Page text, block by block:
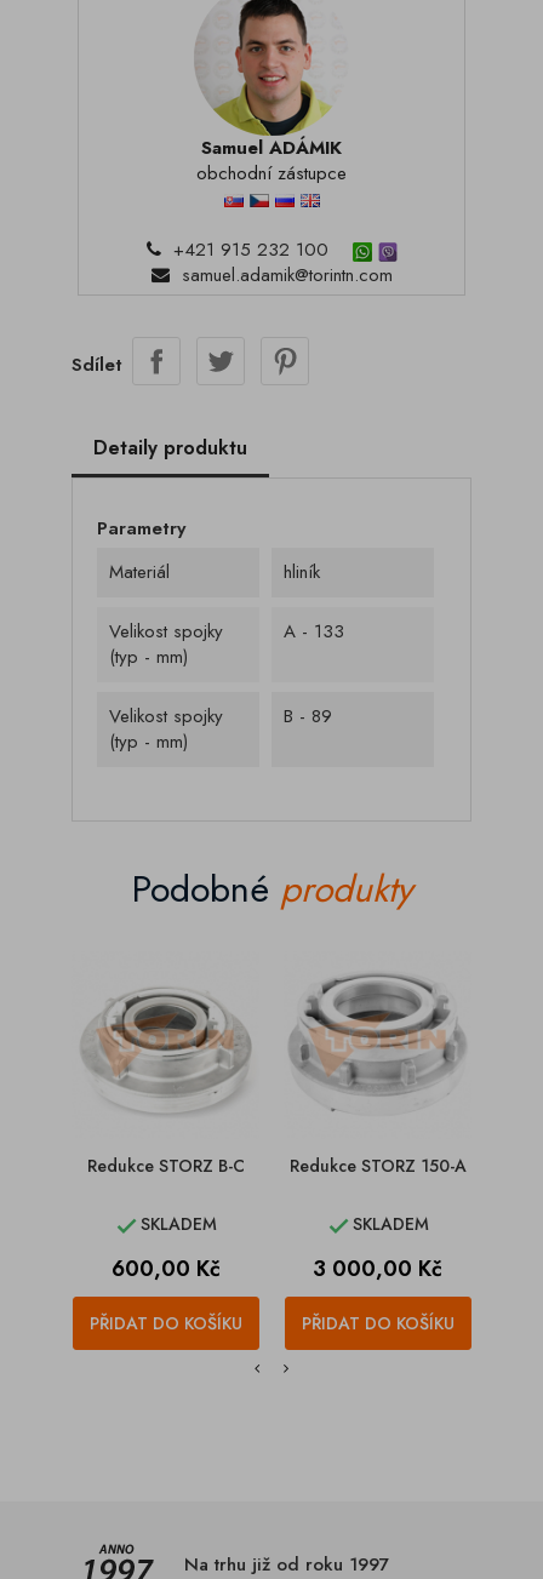
Samuel ADÁMIK
obchodní zástupce
+421 915 232 100
samuel.adamik@torintn.com
Sdílet
Detaily produktu
Parametry
Materiál
hliník
Velikost spojky
(typ - mm)
A - 133
Velikost spojky
(typ - mm)
B - 89
Podobné produkty
Redukce STORZ B-C
SKLADEM
Cena
600,00 Kč
PŘIDAT DO KOŠÍKU
Redukce STORZ 150-A
SKLADEM
Cena
3 000,00 Kč
PŘIDAT DO KOŠÍKU
Na trhu již od roku 1997